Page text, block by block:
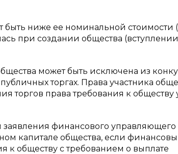
быть ниже ее номинальной стоимости
при создании общества
может быть исключена из
торгах. Права участника
торгов права требования к обществу
финансового управляющего
капитале общества, если
к обществу с требованием о выплате